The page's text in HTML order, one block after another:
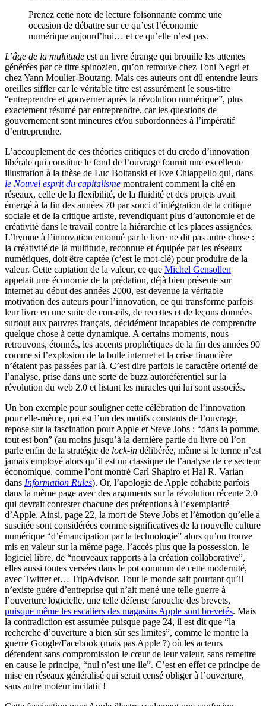
Prenez cette note de lecture foisonnante comme une
occasion de débattre sur ce qu’est l’économie
numérique aujourd’hui… et ce qu’elle n’est pas.
L’âge de la multitude est un livre étrange qui brouille les attentes
générées par ce titre spinozien, qu’on retrouve chez Toni Negri et
chez Yann Moulier-Boutang. Mais ces auteurs ont dû entendre leurs
oreilles siffler car le véritable titre est assurément le sous-titre
“entreprendre et gouverner après la révolution numérique”, plus
exactement résumé par entreprendre, car les questions de
gouvernement sont mineures et/ou subordonnées à l’impératif
d’entreprendre.
L’accouplement de ces théories critiques et du credo d’innovation
libérale qui constitue le fond de l’ouvrage fournit une excellente
illustration à la thèse de Luc Boltanski et Eve Chiappello qui, dans
le Nouvel esprit du capitalisme montraient comment la cité en
réseaux, celle de la flexibilité, de la fluidité et des projets avait
émergé à la fin des années 70 par souci d’intégration de la critique
sociale et de la critique artiste, revendiquant plus d’autonomie et de
créativité dans le travail contre la hiérarchie et les places assignées.
L’hymne à l’innovation entonné par le livre ne dit pas autre chose :
la créativité de la multitude, reconnue et équipée par les réseaux
numériques, doit être captée (c’est le mot-clé) pour produire de la
valeur. Cette captation de la valeur, ce que Michel Gensollen
appelait une économie de la prédation, déjà bien présente sur
internet au début des années 2000, est devenue la véritable
motivation des auteurs pour l’innovation, ce qui transforme parfois
leur livre en une suite de conseils, de recettes et de leçons données
surtout aux pauvres français, décidément incapables de comprendre
quelque chose à cette dynamique. A certains moments, nous
retrouvons, étonnés, les accents prophétiques de la fin des années 90
comme si l’explosion de la bulle internet et la crise financière
n’étaient pas passées par là. C’est dire parfois le caractère orienté de
l’analyse, prise dans une sorte de buzz autoréférentiel sur la
révolution du web 2.0 et listant les miracles qui lui sont associés.
Un bon exemple pour souligner cette célébration de l’innovation
pour elle-même, qui est l’un des motifs constants de l’ouvrage,
repose sur la fascination pour Apple et Steve Jobs : “dans la pomme,
tout est bon” (au moins jusqu’à la dernière partie du livre où l’on
parle enfin de la stratégie de lock-in délibérée, même si le terme n’est
jamais employé alors qu’il est un classique de l’analyse de ce secteur
économique, comme l’ont montré Carl Shapiro et Hal R. Varian
dans Information Rules). Or, l’apologie de Apple cohabite parfois
dans la même page avec des arguments sur la révolution récente 2.0
qui devrait contester chacune des prétentions à l’exemplarité
d’Apple. Ainsi, page 22, la mort de Steve Jobs et l’émotion qu’elle a
suscitée sont considérées comme significatives de la nouvelle culture
numérique “d’émancipation par la technologie” alors qu’on trouve
mis en valeur sur la même page, l’accès plus que la possession, le
logiciel libre, de “nouveaux rapports à la création collaborative”,
elles aussi toutes versées dans le pot commun de cette modernité,
avec Twitter et… TripAdvisor. Tout le monde sait pourtant qu’il
n’existe guère d’entreprise qui n’ait mené une telle guerre à
l’ouverture logicielle, une telle défense farouche des brevets,
puisque même les escaliers des magasins Apple sont brevetés. Mais
la contradiction est assumée puisque page 24, il est dit que “la
recherche d’ouverture a bien sûr ses limites”, comme le montre la
guerre Google/Facebook (mais pas Apple ?) où les acteurs
défendent sans compromission le cœur de leur valeur, sans remettre
en cause le principe, “nul n’est une ile”. C’est en effet ce principe de
mise en réseaux généralisé qui serait censé obliger à l’ouverture,
sans autre moteur incitatif !